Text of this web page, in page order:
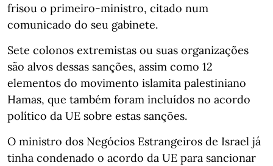
frisou o primeiro-ministro, citado num
comunicado do seu gabinete.
Sete colonos extremistas ou suas organizações
são alvos dessas sanções, assim como 12
elementos do movimento islamita palestiniano
Hamas, que também foram incluídos no acordo
político da UE sobre estas sanções.
O ministro dos Negócios Estrangeiros de Israel já
tinha condenado o acordo da UE para sancionar